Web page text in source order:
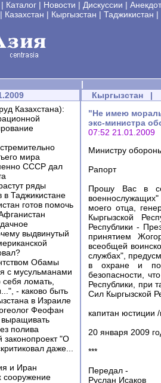
| Каталог | Новости | Дискуссии |
| Казахстан | Кыргызстан | Таджикистан |
|
Казахстана):
мира
СССР дал
ряды
в Таджикистане
готов помочь
выдвинутый
Обамы
с мусульманами
ломать,
- каково быть
в Израиле
Феофан
выращивать
полива
"О
даже...
и Иран
сооружение
Кыргызстан |
"Не имею
экс-министра
07:52 21.01.2009
Министру
Рапорт
Прошу Вас в
моего отца,
Кыргызской
Республики -
принятием
всеобщей
службах",
в охране и
безопасности,
Республики, при
Сил Кыргызской
капитан юстиции
20 января 2009
***
Передал -
Руслан Исаков